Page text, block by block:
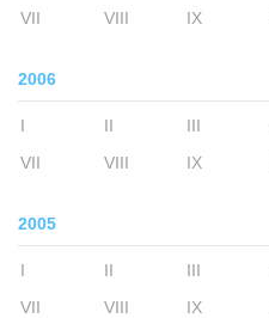
VII
VIII IX
2006
I II III
VII
VIII IX
2005
I II III
VII
VIII IX